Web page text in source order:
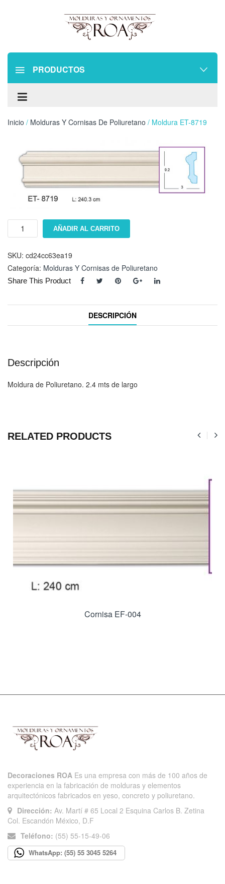
PRODUCTOS
Inicio / Molduras Y Cornisas De Poliuretano / Moldura ET-8719
Moldura
cantidad
AÑADIR AL CARRITO
SKU: cd24cc63ea19
Categoría: Molduras Y Cornisas de Poliuretano
Share This Product
DESCRIPCIÓN
Descripción
Moldura de Poliuretano. 2.4 mts de largo
RELATED PRODUCTS
Cornisa EF-004
Decoraciones ROA Es una empresa con más de 100 años de
experiencia en la fabricación de molduras y elementos
arquitectónicos fabricados en yeso, concreto y poliuretano.
Dirección: Av. Martí # 65 Local 2 Esquina Carlos B. Zetina
Col. Escandón México, D.F
Teléfono: (55) 55-15-49-06
WhatsApp: (55) 55 3045 5264